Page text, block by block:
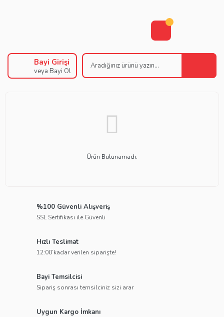
Bayi Girişi
veya Bayi Ol
Ürün Bulunamadı.
%100 Güvenli Alışveriş
SSL Sertifikası ile Güvenli
Hızlı Teslimat
12:00’kadar verilen siparişte!
Bayi Temsilcisi
Sipariş sonrası temsilciniz sizi arar
Uygun Kargo İmkanı